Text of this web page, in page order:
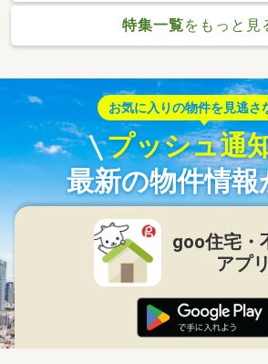
特集一覧をもっと見
お気に入りの物件を見逃さ
プッシュ通
最新の物件情報
goo住宅・
アプリ